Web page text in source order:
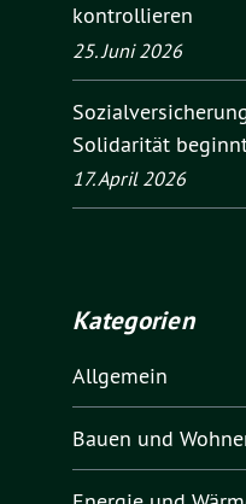
kontrollieren
25. Juni 2026
Solidarität
17. April 2026
Kategorien
Allgemein
Bauen und